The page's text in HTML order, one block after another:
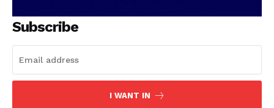
Subscribe
I WANT IN